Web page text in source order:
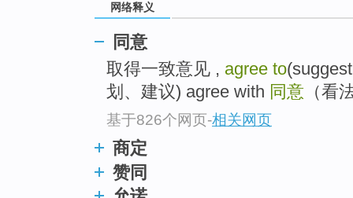
网络释义
同意
取得一致意见 , agree to
划、建议) agree with 同意 （看
基于826个网页-相关网页
商定
赞同